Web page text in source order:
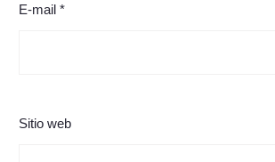
E-mail *
Sitio web